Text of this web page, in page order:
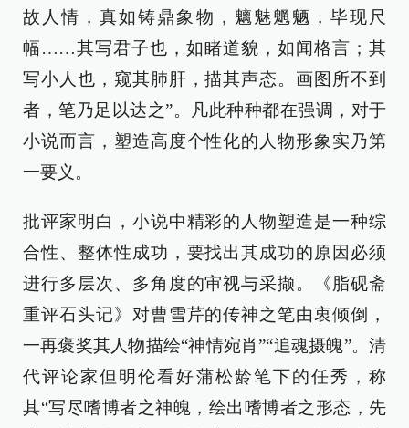
故人情，真如铸鼎象物，魑魅魍魉，毕现尺
幅……其写君子也，如睹道貌，如闻格言；其
写小人也，窥其肺肝，描其声态。画图所不到
者，笔乃足以达之”。凡此种种都在强调，对于
小说而言，塑造高度个性化的人物形象实乃第
一要义。
批评家明白，小说中精彩的人物塑造是一种综
合性、整体性成功，要找出其成功的原因必须
进行多层次、多角度的审视与采撷。《脂砚斋
重评石头记》对曹雪芹的传神之笔由衷倾倒，
一再褒奖其人物描绘“神情宛肖”“追魂摄魄”。清
代评论家但明伦看好蒲松龄笔下的任秀，称
其“写尽嗜博者之神魄，绘出嗜博者之形态，先